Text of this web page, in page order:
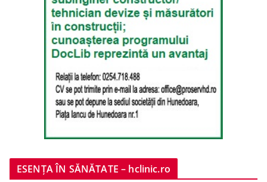
ESENȚA ÎN SĂNĂTATE – hclinic.ro